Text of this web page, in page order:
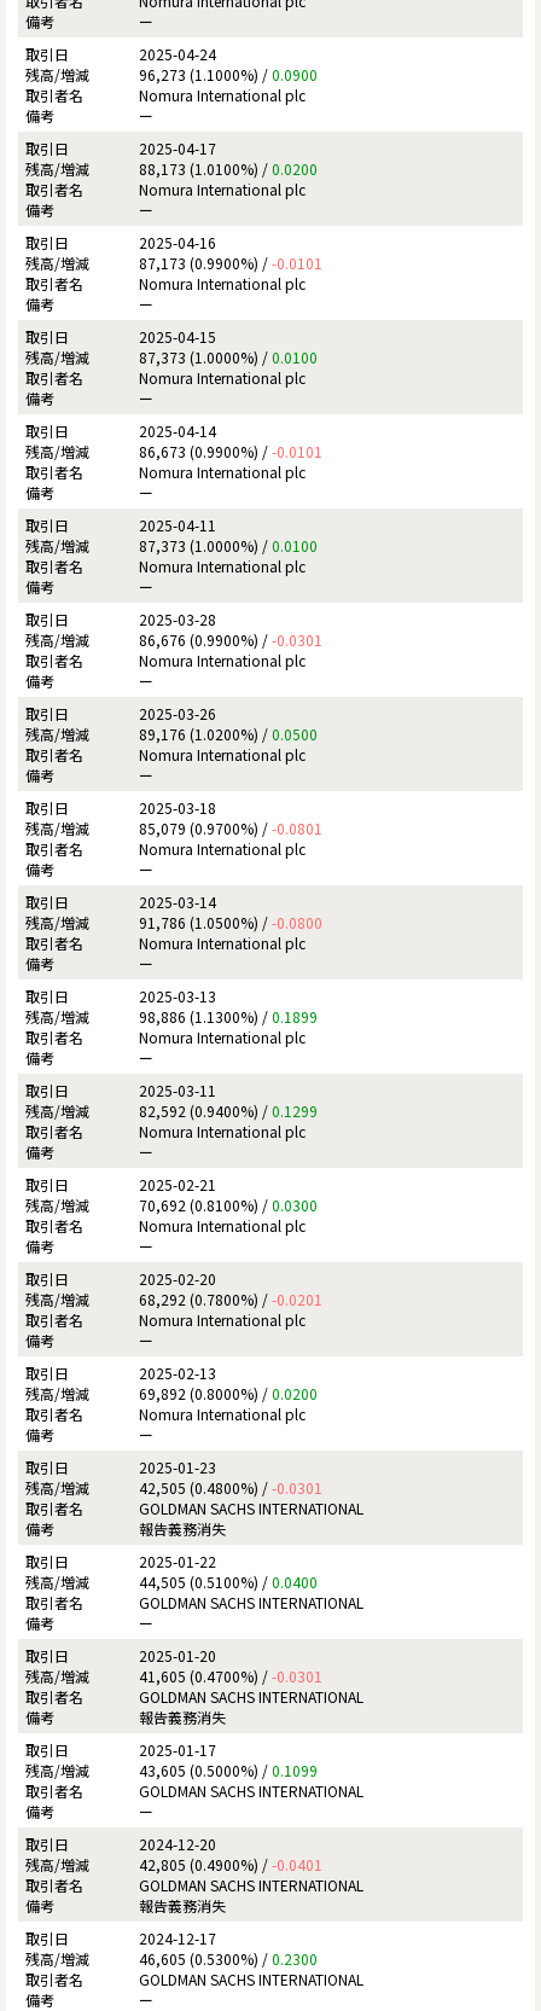
ー
2025-04-24
96,273 (1.1000%) /0.0900
Nomura International plc
ー
2025-04-17
88,173 (1.0100%) /0.0200
Nomura International plc
ー
2025-04-16
87,173 (0.9900%) /-0.0101
Nomura International plc
ー
2025-04-15
87,373 (1.0000%) /0.0100
Nomura International plc
ー
2025-04-14
86,673 (0.9900%) /-0.0101
Nomura International plc
ー
2025-04-11
87,373 (1.0000%) /0.0100
Nomura International plc
ー
2025-03-28
86,676 (0.9900%) /-0.0301
Nomura International plc
ー
2025-03-26
89,176 (1.0200%) /0.0500
Nomura International plc
ー
2025-03-18
85,079 (0.9700%) /-0.0801
Nomura International plc
ー
2025-03-14
91,786 (1.0500%) /-0.0800
Nomura International plc
ー
2025-03-13
98,886 (1.1300%) /0.1899
Nomura International plc
ー
2025-03-11
82,592 (0.9400%) /0.1299
Nomura International plc
ー
2025-02-21
70,692 (0.8100%) /0.0300
Nomura International plc
ー
2025-02-20
68,292 (0.7800%) /-0.0201
Nomura International plc
ー
2025-02-13
69,892 (0.8000%) /0.0200
Nomura International plc
ー
2025-01-23
42,505 (0.4800%) /-0.0301
GOLDMAN SACHS INTERNATIONAL
報告義務消失
2025-01-22
44,505 (0.5100%) /0.0400
GOLDMAN SACHS INTERNATIONAL
ー
2025-01-20
41,605 (0.4700%) /-0.0301
GOLDMAN SACHS INTERNATIONAL
報告義務消失
2025-01-17
43,605 (0.5000%) /0.1099
GOLDMAN SACHS INTERNATIONAL
ー
2024-12-20
42,805 (0.4900%) /-0.0401
GOLDMAN SACHS INTERNATIONAL
報告義務消失
2024-12-17
46,605 (0.5300%) /0.2300
GOLDMAN SACHS INTERNATIONAL
ー